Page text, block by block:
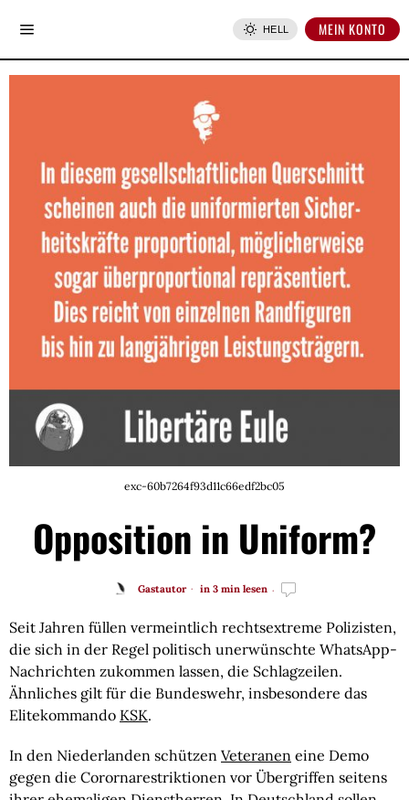
HELL MEIN KONTO
exc-60b7264f93d11c66edf2bc05
Opposition in Uniform?
Gastautor in 3 min lesen
Seit Jahren füllen vermeintlich rechtsextreme Polizisten,
die sich in der Regel politisch unerwünschte WhatsApp-
Nachrichten zukommen lassen, die Schlagzeilen.
Ähnliches gilt für die Bundeswehr, insbesondere das
Elitekommando KSK.
In den Niederlanden schützen Veteranen eine Demo
gegen die Corornarestriktionen vor Übergriffen seitens